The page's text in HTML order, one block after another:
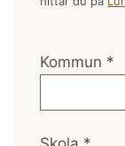
Kommun *